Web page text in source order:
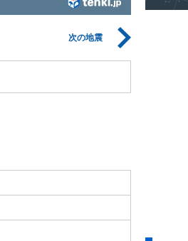
次の地震